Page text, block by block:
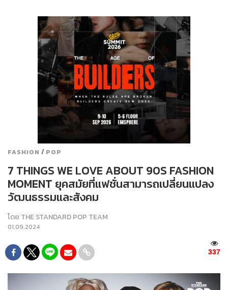
FASHION / POP
7 THINGS WE LOVE ABOUT 90S FASHION
MOMENT ยุคสมัยที่แฟชั่นสามารถเปลี่ยนแปลง
วัฒนธรรมและสังคม
โดย THE STANDARD POP TEAM
01.09.2024
337